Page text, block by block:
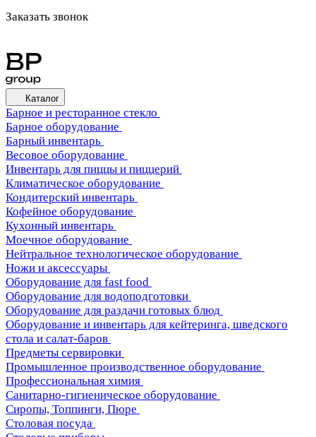
Заказать звонок
Каталог
Барное и ресторанное стекло
Барное оборудование
Барный инвентарь
Весовое оборудование
Инвентарь для пиццы и пиццерий
Климатическое оборудование
Кондитерский инвентарь
Кофейное оборудование
Кухонный инвентарь
Моечное оборудование
Нейтральное технологическое оборудование
Ножи и аксессуары
Оборудование для fast food
Оборудование для водоподготовки
Оборудование для раздачи готовых блюд
Оборудование и инвентарь для кейтеринга, шведского
стола и салат-баров
Предметы сервировки
Промышленное производственное оборудование
Профессиональная химия
Санитарно-гигиеническое оборудование
Сиропы, Топпинги, Пюре
Столовая посуда